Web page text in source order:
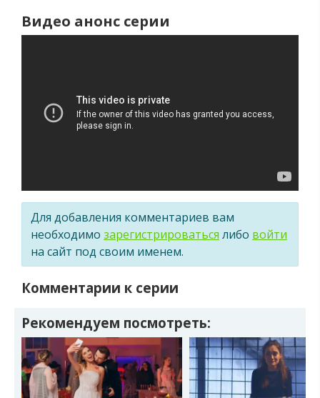
Видео анонс серии
Для добавления комментариев вам
необходимо зарегистрироваться либо войти
на сайт под своим именем.
Комментарии к серии
Рекомендуем посмотреть: